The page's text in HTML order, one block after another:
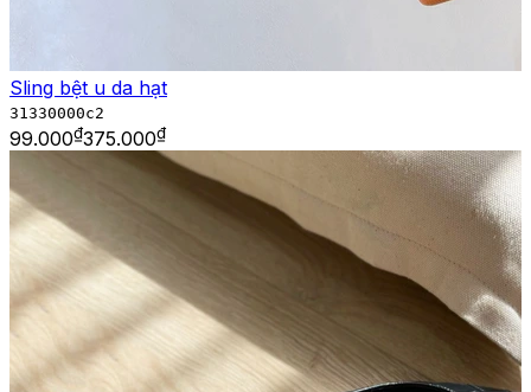
Sling bệt u da hạt
31330000c2
99.000₫375.000₫